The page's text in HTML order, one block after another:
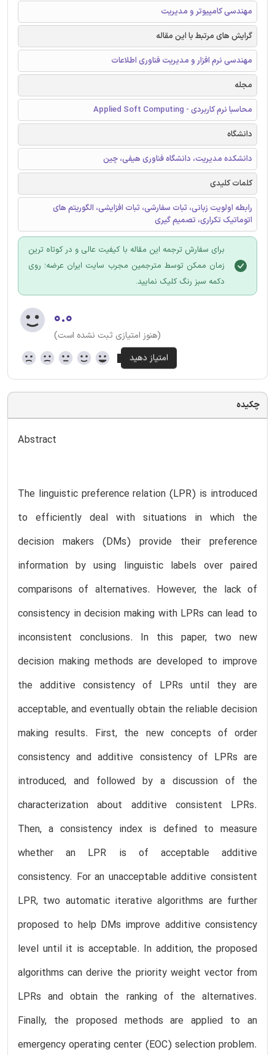
مهندسی کامپیوتر و مدیریت
گرایش های مرتبط با این مقاله
مهندسی نرم افزار و مدیریت فناوری اطلاعات
مجله
محاسبا نرم کاربردی - Applied Soft Computing
دانشگاه
دانشکده مدیریت، دانشگاه فناوری هیفی، چین
کلمات کلیدی
رابطه اولویت زبانی، ثبات سفارشی، ثبات افزایشی، الگوریتم های
اتوماتیک تکراری، تصمیم گیری
برای سفارش ترجمه این مقاله با کیفیت عالی و در کوتاه ترین
زمان ممکن توسط مترجمین مجرب سایت ایران عرضه؛ روی
دکمه سبز رنگ کلیک نمایید.
۰.۰
(هنوز امتیازی ثبت نشده است)
چکیده
Abstract
The linguistic preference relation (LPR) is introduced
to efficiently deal with situations in which the
decision makers (DMs) provide their preference
information by using linguistic labels over paired
comparisons of alternatives. However, the lack of
consistency in decision making with LPRs can lead to
inconsistent conclusions. In this paper, two new
decision making methods are developed to improve
the additive consistency of LPRs until they are
acceptable, and eventually obtain the reliable decision
making results. First, the new concepts of order
consistency and additive consistency of LPRs are
introduced, and followed by a discussion of the
characterization about additive consistent LPRs.
Then, a consistency index is defined to measure
whether an LPR is of acceptable additive
consistency. For an unacceptable additive consistent
LPR, two automatic iterative algorithms are further
proposed to help DMs improve additive consistency
level until it is acceptable. In addition, the proposed
algorithms can derive the priority weight vector from
LPRs and obtain the ranking of the alternatives.
Finally, the proposed methods are applied to an
emergency operating center (EOC) selection problem.